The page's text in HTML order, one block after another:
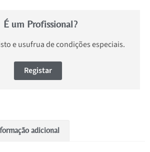
É um Profissional?
e usufrua de condições especiais.
Registar
adicional